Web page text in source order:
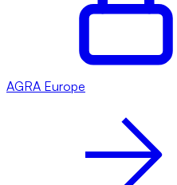
AGRA Europe